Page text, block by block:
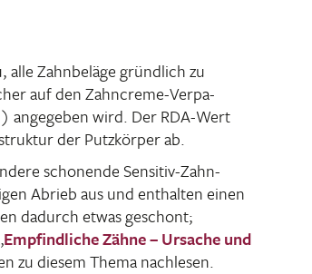
alle Zahn­be­läge gründ­lich zu
auf den Zahn­creme-Verpa­
ange­geben wird. Der RDA-Wert
der Putz­körper ab.
scho­nende Sensitiv-Zahn­
Abrieb aus und enthalten einen
dadurch etwas geschont;
Empfind­liche Zähne – Ursache und
zu diesem Thema nachlesen.